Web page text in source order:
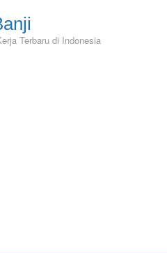
Terbaru di Indonesia